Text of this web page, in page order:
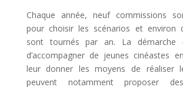
Chaque année, neuf commissions
pour choisir les scénarios et environ
sont tournés par an. La démarche
d’accompagner de jeunes cinéastes
leur donner les moyens de réaliser
peuvent notamment proposer